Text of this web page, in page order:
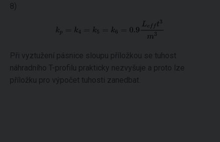
8)
Při vyztužení pásnice sloupu příložkou se tuhost
náhradního T-profilu prakticky nezvyšuje a proto lze
příložku pro výpočet tuhosti zanedbat.